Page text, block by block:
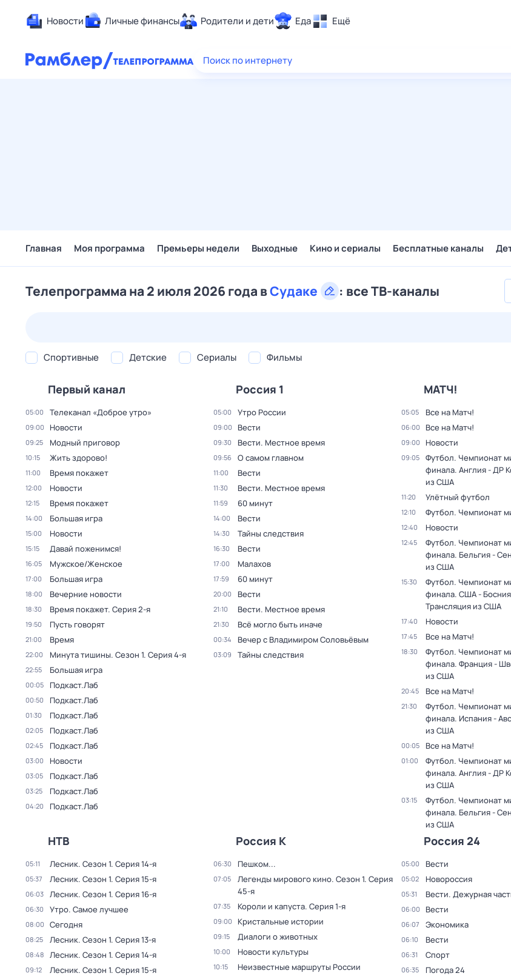
Новости Личные финансы Родители и дети Еда Ещё
Здоровье
Поиск по интернету
Главная Моя программа Премьеры недели Выходные Кино и сериалы Бесплатные каналы
Телепрограмма на 2 июля 2026 года вСудаке : все ТВ-каналы
Спортивные Детские Сериалы Фильмы
Первый канал
05:00 Телеканал «Доброе утро»
09:00 Новости
09:25 Модный приговор
10:15 Жить здорово!
11:00 Время покажет
12:00 Новости
12:15 Время покажет
14:00 Большая игра
15:00 Новости
15:15 Давай поженимся!
16:05 Мужское/Женское
17:00 Большая игра
18:00 Вечерние новости
18:30 Время покажет. Серия 2-я
19:50 Пусть говорят
21:00 Время
22:00 Минута тишины. Сезон 1. Серия 4-я
22:55 Большая игра
00:05 Подкаст.Лаб
00:50 Подкаст.Лаб
01:30 Подкаст.Лаб
02:05 Подкаст.Лаб
02:45 Подкаст.Лаб
03:00 Новости
03:05 Подкаст.Лаб
03:25 Подкаст.Лаб
04:20 Подкаст.Лаб
Россия 1
05:00 Утро России
09:00 Вести
09:30 Вести. Местное время
09:56 О самом главном
11:00 Вести
11:30 Вести. Местное время
11:59 60 минут
14:00 Вести
14:30 Тайны следствия
16:30 Вести
17:00 Малахов
17:59 60 минут
20:00 Вести
21:10 Вести. Местное время
21:30 Всё могло быть иначе
00:34 Вечер с Владимиром Соловьёвым
03:09 Тайны следствия
МАТЧ!
05:05 Все на Матч!
06:00 Все на Матч!
09:00 Новости
09:05
Футбол. Чемпионат
финала. Англия - ДР
из США
11:20 Улётный футбол
12:10 Футбол. Чемпионат
12:40 Новости
12:45
Футбол. Чемпионат
финала. Бельгия -
из США
15:30
Футбол. Чемпионат
финала. США -
Трансляция из США
17:40 Новости
17:45 Все на Матч!
18:30
Футбол. Чемпионат
финала. Франция -
из США
20:45 Все на Матч!
21:30
Футбол. Чемпионат
финала. Испания -
из США
00:05 Все на Матч!
01:00
Футбол. Чемпионат
финала. Англия - ДР
из США
03:15
Футбол. Чемпионат
финала. Бельгия -
из США
НТВ
05:11 Лесник. Сезон 1. Серия 14-я
05:37 Лесник. Сезон 1. Серия 15-я
06:03 Лесник. Сезон 1. Серия 16-я
06:30 Утро. Самое лучшее
08:00 Сегодня
08:25 Лесник. Сезон 1. Серия 13-я
08:48 Лесник. Сезон 1. Серия 14-я
09:12 Лесник. Сезон 1. Серия 15-я
Россия К
06:30 Пешком...
07:05 Легенды мирового кино. Сезон 1. Серия
45-я
07:35 Короли и капуста. Серия 1-я
09:00 Кристальные истории
09:15 Диалоги о животных
10:00 Новости культуры
10:15 Неизвестные маршруты России
Россия 24
05:00 Вести
05:02 Новороссия
05:31 Вести. Дежурная
06:00 Вести
06:07 Экономика
06:10 Вести
06:31 Спорт
06:35 Погода 24